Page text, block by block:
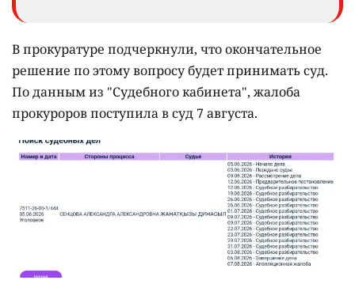
В прокуратуре подчеркнули, что окончательное
решение по этому вопросу будет принимать суд.
По данным из "Судебного кабинета", жалоба
прокуроров поступила в суд 7 августа.